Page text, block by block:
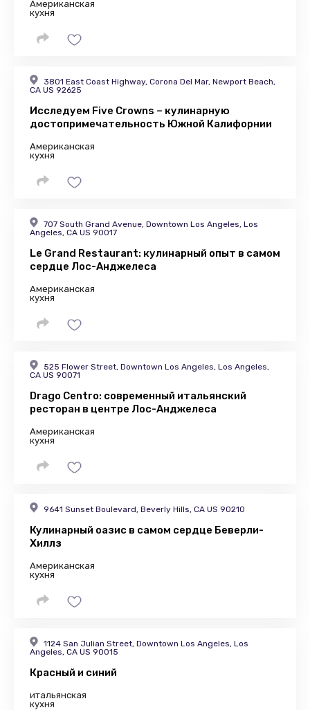
Американская
кухня
3801 East Coast Highway, Corona Del Mar, Newport Beach,
CA US 92625
Исследуем Five Crowns – кулинарную
достопримечательность Южной Калифорнии
Американская
кухня
707 South Grand Avenue, Downtown Los Angeles, Los
Angeles, CA US 90017
Le Grand Restaurant: кулинарный опыт в самом
сердце Лос-Анджелеса
Американская
кухня
525 Flower Street, Downtown Los Angeles, Los Angeles,
CA US 90071
Drago Centro: современный итальянский
ресторан в центре Лос-Анджелеса
Американская
кухня
9641 Sunset Boulevard, Beverly Hills, CA US 90210
Кулинарный оазис в самом сердце Беверли-
Хиллз
Американская
кухня
1124 San Julian Street, Downtown Los Angeles, Los
Angeles, CA US 90015
Красный и синий
итальянская
кухня